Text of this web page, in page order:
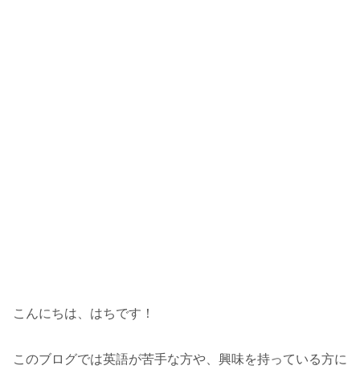
こんにちは、はちです！
このブログでは英語が苦手な方や、興味を持っている方に